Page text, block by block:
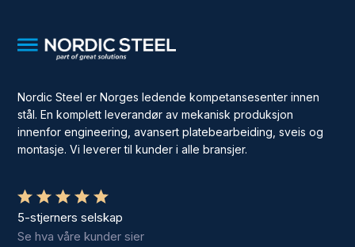
Nordic Steel er Norges ledende kompetansesenter innen
stål. En komplett leverandør av mekanisk produksjon
innenfor engineering, avansert platebearbeiding, sveis og
montasje. Vi leverer til kunder i alle bransjer.
5-stjerners selskap
Se hva våre kunder sier